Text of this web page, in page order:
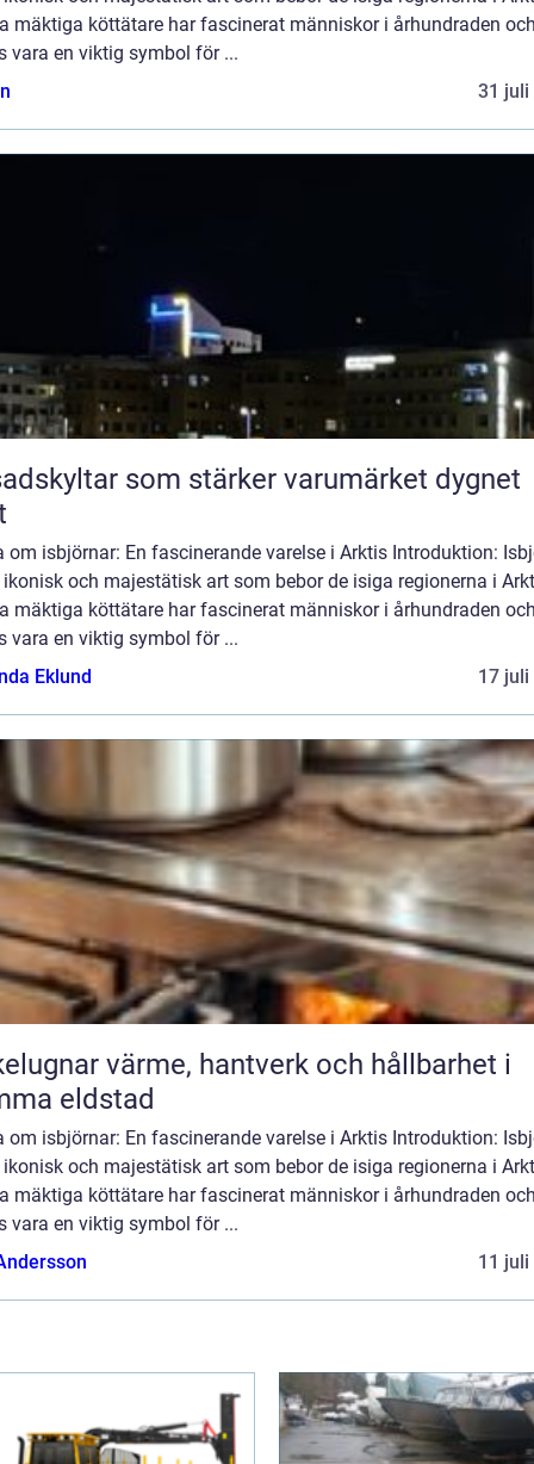
mäktiga köttätare har fascinerat människor i århundraden
vara en viktig symbol för ...
31 juli
som stärker varumärket dygnet
om isbjörnar: En fascinerande varelse i Arktis Introduktion:
ikonisk och majestätisk art som bebor de isiga regionerna i
mäktiga köttätare har fascinerat människor i århundraden
vara en viktig symbol för ...
Eklund
17 juli
hantverk och hållbarhet i
eldstad
om isbjörnar: En fascinerande varelse i Arktis Introduktion:
ikonisk och majestätisk art som bebor de isiga regionerna i
mäktiga köttätare har fascinerat människor i århundraden
vara en viktig symbol för ...
11 juli